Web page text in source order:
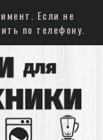
Если не
по телефону.